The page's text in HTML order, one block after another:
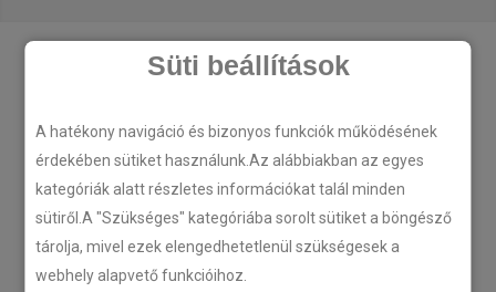
Süti beállítások
A hatékony navigáció és bizonyos funkciók működésének
érdekében sütiket használunk.Az alábbiakban az egyes
kategóriák alatt részletes információkat talál minden
sütiről.A "Szükséges" kategóriába sorolt sütiket a böngésző
tárolja, mivel ezek elengedhetetlenül szükségesek a
webhely alapvető funkcióihoz.